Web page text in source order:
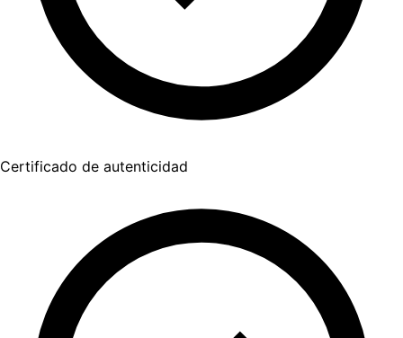
Certificado de autenticidad